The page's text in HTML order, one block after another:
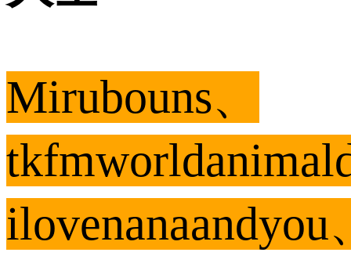
Mirubouns、
ilovenanaandyou